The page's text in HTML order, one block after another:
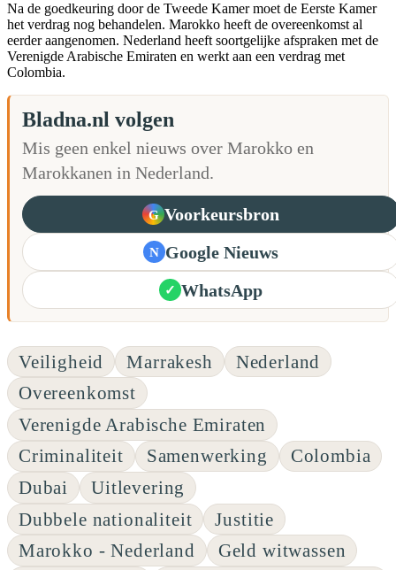
Na de goedkeuring door de Tweede Kamer moet de Eerste Kamer
het verdrag nog behandelen. Marokko heeft de overeenkomst al
eerder aangenomen. Nederland heeft soortgelijke afspraken met de
Verenigde Arabische Emiraten en werkt aan een verdrag met
Colombia.
Bladna.nl volgen
Mis geen enkel nieuws over Marokko en
Marokkanen in Nederland.
G Voorkeursbron
N Google Nieuws
✓ WhatsApp
Veiligheid Marrakesh
Nederland
Overeenkomst
Verenigde Arabische Emiraten
Criminaliteit
Samenwerking
Colombia
Dubai
Uitlevering
Dubbele nationaliteit
Justitie
Marokko - Nederland
Geld witwassen